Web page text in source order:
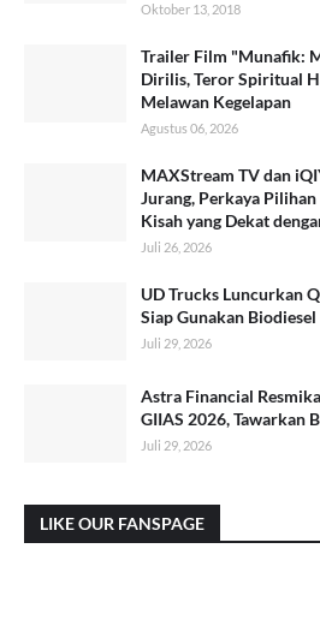
Oktober 13, 2018
Trailer Film "Munafik:
Dirilis, Teror Spiritual
Melawan Kegelapan
Agustus 06, 2026
MAXStream TV dan
Jurang, Perkaya
Kisah yang Dekat
Juli 26, 2026
UD Trucks Luncurkan
Siap Gunakan Biodiesel
Juli 29, 2026
Astra Financial
GIIAS 2026, Tawarkan
Juli 29, 2026
LIKE OUR FANSPAGE